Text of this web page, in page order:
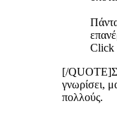
Click
[/
γνωρίσει,
πολλούς.